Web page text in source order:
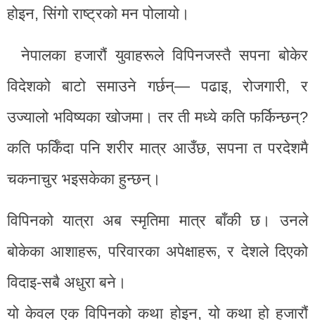
होइन, सिंगो राष्ट्रको मन पोलायो।
नेपालका हजारौं युवाहरूले विपिनजस्तै सपना बोकेर
विदेशको बाटो समाउने गर्छन्— पढाइ, रोजगारी, र
उज्यालो भविष्यका खोजमा। तर ती मध्ये कति फर्किन्छन्?
कति फर्किँदा पनि शरीर मात्र आउँछ, सपना त परदेशमै
चकनाचुर भइसकेका हुन्छन्।
विपिनको यात्रा अब स्मृतिमा मात्र बाँकी छ। उनले
बोकेका आशाहरू, परिवारका अपेक्षाहरू, र देशले दिएको
विदाइ-सबै अधुरा बने।
यो केवल एक विपिनको कथा होइन, यो कथा हो हजारौं